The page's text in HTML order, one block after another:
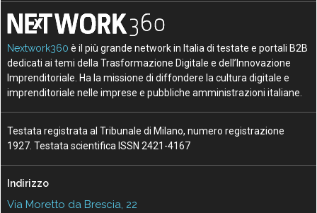
Nextwork360 è il più grande network in Italia di testate e portali B2B
dedicati ai temi della Trasformazione Digitale e dell’Innovazione
Imprenditoriale. Ha la missione di diffondere la cultura digitale e
imprenditoriale nelle imprese e pubbliche amministrazioni italiane.
Testata registrata al Tribunale di Milano, numero registrazione
1927. Testata scientifica ISSN 2421-4167
Indirizzo
Via Moretto da Brescia, 22